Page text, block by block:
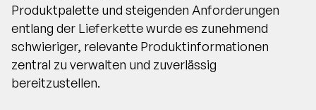
Produktpalette und steigenden Anforderungen
entlang der Lieferkette wurde es zunehmend
schwieriger, relevante Produktinformationen
zentral zu verwalten und zuverlässig
bereitzustellen.